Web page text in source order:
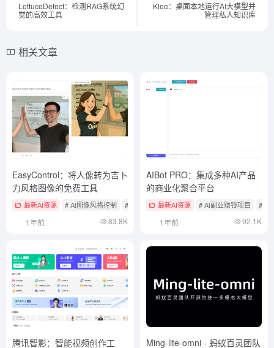
LettuceDetect：检测RAG系统幻
觉的高效工具
Klee：桌面本地运行AI大模型并
管理私人知识库
相关文章
EasyControl：将人像转为吉卜
力风格图像的免费工具
最新AI资源 # AI图像风格控制 # AI开源项目
1年前 83.8K
AIBot PRO：集成多种AI产品
的商业化聚合平台
最新AI资源 # AI副业赚钱项目 # AI
1年前 92.1K
腾讯智影：智能视频创作工
Ming-lite-omni - 蚂蚁百灵团队